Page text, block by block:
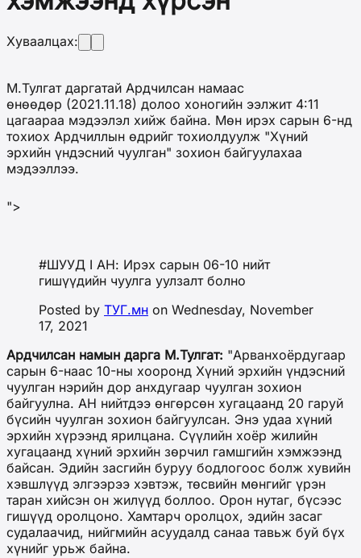
Хуваалцах:
М.Тулгат даргатай Ардчилсан намаас
өнөөдөр (2021.11.18) долоо хоногийн ээлжит 4:11
цагаараа мэдээлэл хийж байна. Мөн ирэх сарын 6-нд
тохиох Ардчиллын өдрийг тохиолдуулж "Хүний
эрхийн үндэсний чуулган" зохион байгуулахаа
мэдээллээ.
">
#ШУУД I АН: Ирэх сарын 06-10 нийт
гишүүдийн чуулга уулзалт болно
Posted by ТУГ.мн on Wednesday, November
17, 2021
Ардчилсан намын дарга М.Тулгат: "Арванхоёрдугаар
сарын 6-наас 10-ны хооронд Хүний эрхийн үндэсний
чуулган нэрийн дор анхдугаар чуулган зохион
байгуулна. АН нийтдээ өнгөрсөн хугацаанд 20 гаруй
бүсийн чуулган зохион байгуулсан. Энэ удаа хүний
эрхийн хүрээнд ярилцана. Сүүлийн хоёр жилийн
хугацаанд хүний эрхийн зөрчил гамшгийн хэмжээнд
байсан. Эдийн засгийн буруу бодлогоос болж хувийн
хэвшлүүд элгээрээ хэвтэж, төсвийн мөнгийг үрэн
таран хийсэн он жилүүд боллоо. Орон нутаг, бүсээс
гишүүд оролцоно. Хамтарч оролцох, эдийн засаг
судалаачид, нийгмийн асуудалд санаа тавьж буй бүх
хүнийг урьж байна.